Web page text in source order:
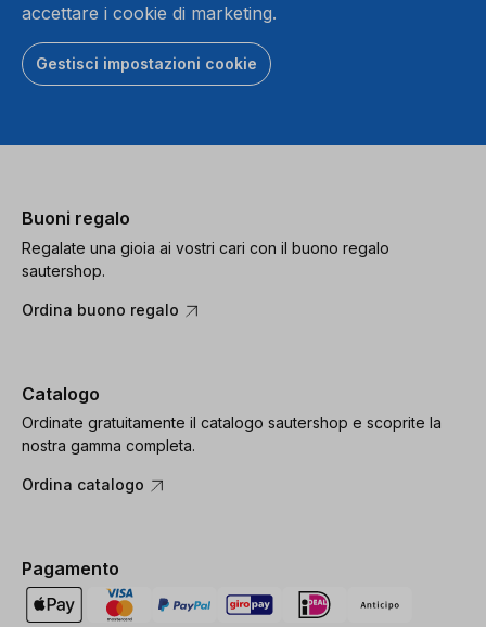
accettare i cookie di marketing.
Gestisci impostazioni cookie
Buoni regalo
Regalate una gioia ai vostri cari con il buono regalo
sautershop.
Ordina buono regalo
Catalogo
Ordinate gratuitamente il catalogo sautershop e scoprite la
nostra gamma completa.
Ordina catalogo
Pagamento